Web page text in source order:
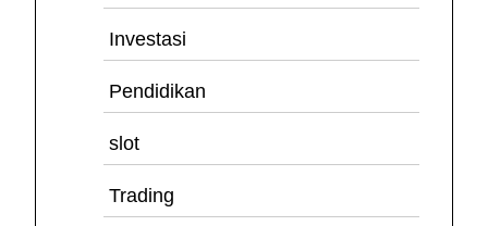
Investasi
Pendidikan
slot
Trading